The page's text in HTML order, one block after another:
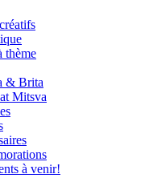
thème
& Brita
Mitsva
à venir!